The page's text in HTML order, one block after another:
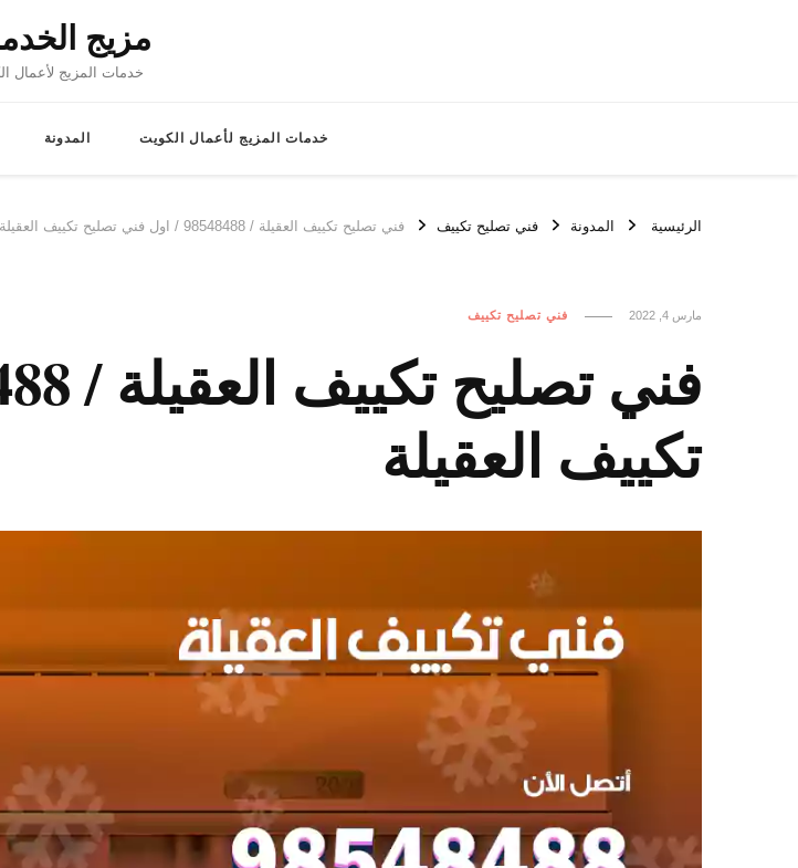
مزيج
خدمات المزيج لأعمال
خدمات المزيج لأعمال الكويت المدونة
الرئيسية المدونة فني تصليح تكييف فني تصليح تكييف العقيلة / 98548488 / اول فني تصليح تكييف العقيلة
مارس 4, 2022 فني تصليح تكييف
تكييف العقيلة